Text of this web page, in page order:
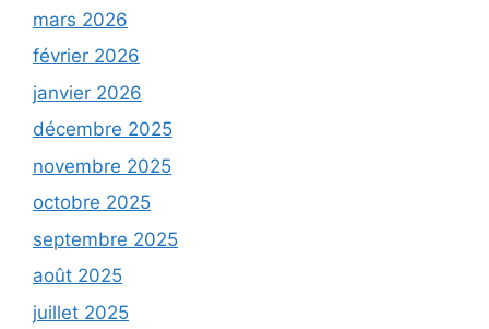
mars 2026
février 2026
janvier 2026
décembre 2025
novembre 2025
octobre 2025
septembre 2025
août 2025
juillet 2025